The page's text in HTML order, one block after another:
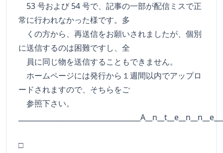
53 号および 54 号で、記事の一部が配信ミスで正
常に行われなかった様です。多
くの方から、再送信をお願いされましたが、個別
に送信するのは困難ですし、全
員に同じ物を送信することもできません。
ホームページには発行から１週間以内でアップロ
ードされますので、そちらをご
参照下さい。
□